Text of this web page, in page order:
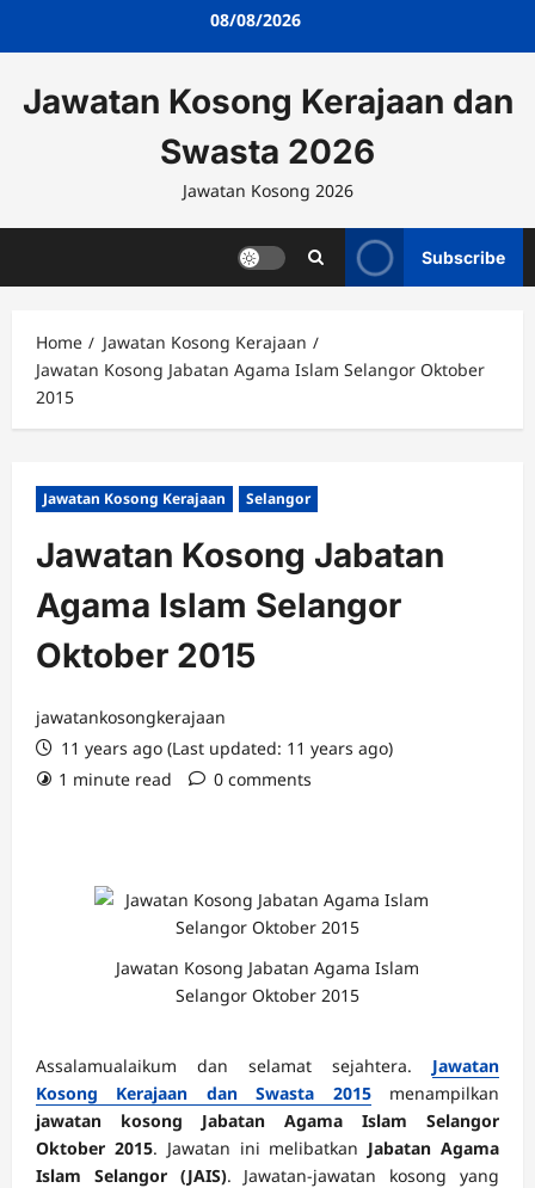
08/08/2026
Jawatan Kosong Kerajaan dan
Swasta 2026
Jawatan Kosong 2026
Subscribe
Home
Jawatan Kosong Kerajaan
Jawatan Kosong Jabatan Agama Islam Selangor Oktober
2015
Jawatan Kosong Kerajaan Selangor
Jawatan Kosong Jabatan
Agama Islam Selangor
Oktober 2015
jawatankosongkerajaan
11 years ago (Last updated: 11 years ago)
1 minute read
0 comments
Jawatan Kosong Jabatan Agama Islam
Selangor Oktober 2015
Assalamualaikum dan selamat sejahtera. Jawatan
Kosong Kerajaan dan Swasta 2015menampilkan
jawatan kosong Jabatan Agama Islam Selangor
Oktober 2015. Jawatan ini melibatkan Jabatan Agama
Islam Selangor (JAIS). Jawatan-jawatan kosong yang